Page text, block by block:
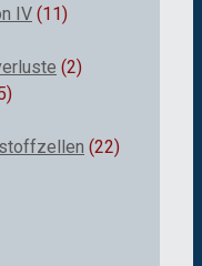
IV (11)
(2)
(22)